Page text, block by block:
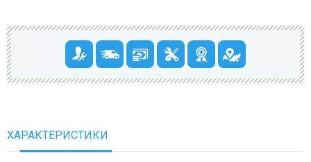
ХАРАКТЕРИСТИКИ